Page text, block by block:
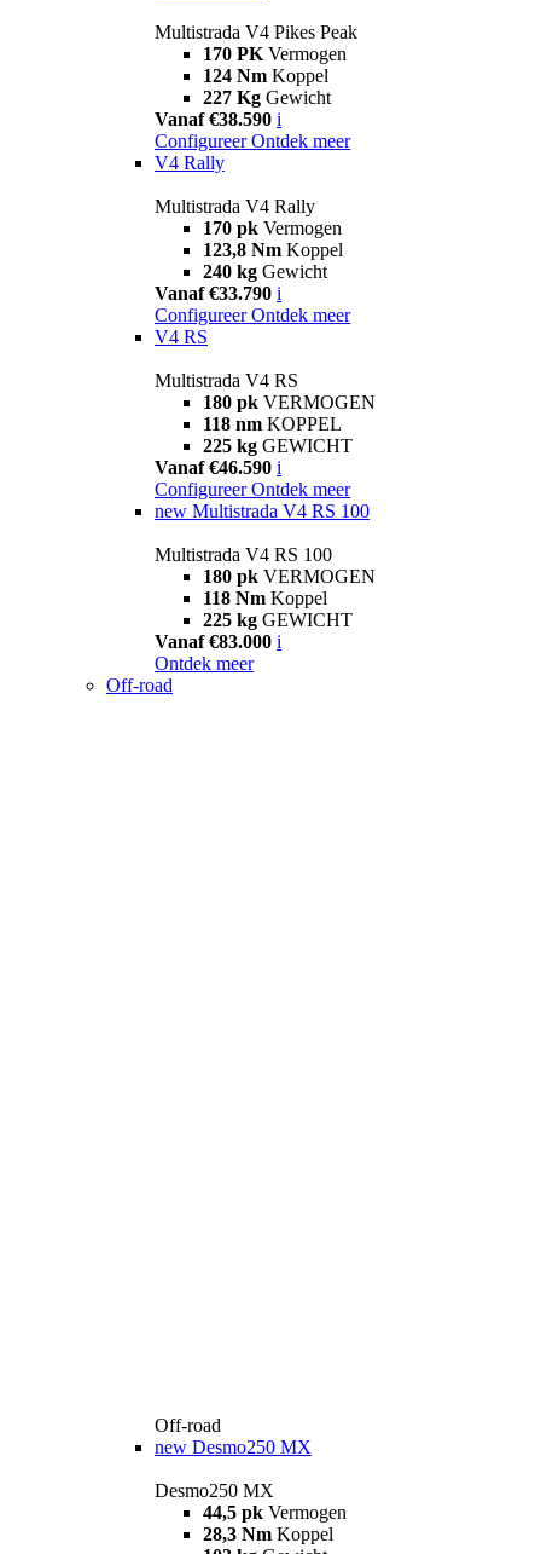
Multistrada V4 Pikes Peak
170 PK Vermogen
124 Nm Koppel
227 Kg Gewicht
Vanaf €38.590 i
Configureer Ontdek meer
V4 Rally
Multistrada V4 Rally
170 pk Vermogen
123,8 Nm Koppel
240 kg Gewicht
Vanaf €33.790 i
Configureer Ontdek meer
V4 RS
Multistrada V4 RS
180 pk VERMOGEN
118 nm KOPPEL
225 kg GEWICHT
Vanaf €46.590 i
Configureer Ontdek meer
new Multistrada V4 RS 100
Multistrada V4 RS 100
180 pk VERMOGEN
118 Nm Koppel
225 kg GEWICHT
Vanaf €83.000 i
Ontdek meer
Off-road
Off-road
new Desmo250 MX
Desmo250 MX
44,5 pk Vermogen
28,3 Nm Koppel